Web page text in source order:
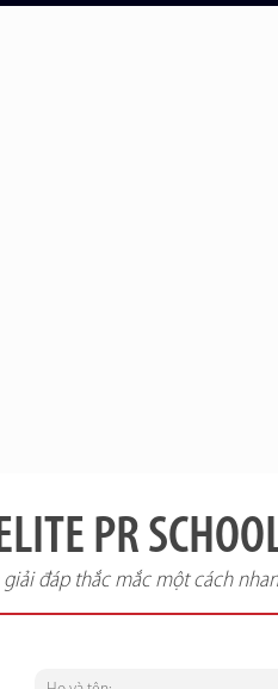
PR
đáp thắc mắc một cách